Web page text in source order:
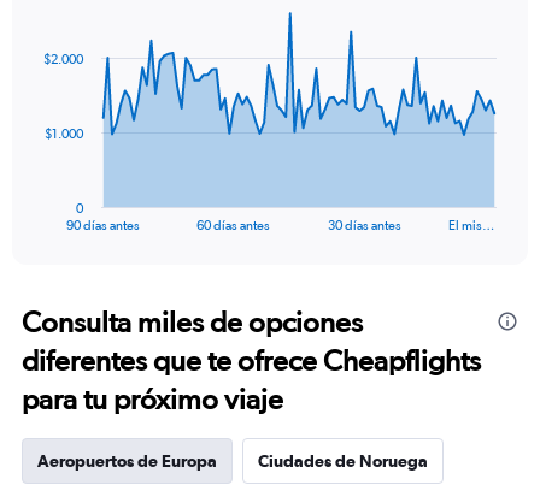
data
The
Range:
91
categories.
chart
90 días antes 60 días antes 30 días antes El mis…
0
$1.000
$2.000
Consulta miles de opciones
diferentes que te ofrece Cheapflights
para tu próximo viaje
Aeropuertos de Europa Ciudades de Noruega